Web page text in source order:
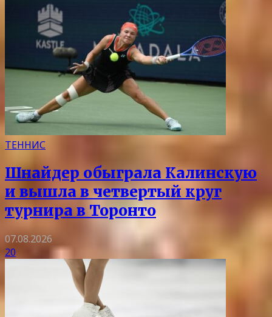
ТЕННИС
Шнайдер обыграла Калинскую
и вышла в четвертый круг
турнира в Торонто
07.08.2026
20